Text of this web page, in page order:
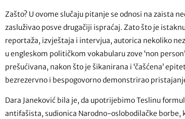
Zašto? U ovome slučaju pitanje se odnosi na zaista
zasluživao posve drugačiji ispraćaj. Zato što je
reportaža, izvještaja i intervjua, autorica nekoliko
u engleskom političkom vokabularu zove ‘non
prešućivana, nakon što je šikanirana i ‘čašćena’
bezrezervno i bespogovorno demonstrirao
Dara Janeković bila je, da upotrijebimo Teslinu
antifašista, sudionica Narodno-oslobodilačke